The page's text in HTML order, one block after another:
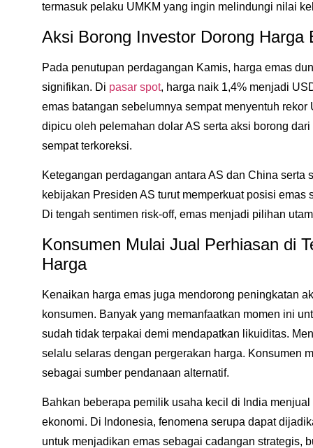
termasuk pelaku UMKM yang ingin melindungi nilai
Aksi Borong Investor Dorong Harga
Pada penutupan perdagangan Kamis, harga emas
signifikan. Di pasar spot, harga naik 1,4% menjadi
emas batangan sebelumnya sempat menyentuh
dipicu oleh pelemahan dolar AS serta aksi borong
sempat terkoreksi.
Ketegangan perdagangan antara AS dan China serta
kebijakan Presiden AS turut memperkuat posisi
Di tengah sentimen risk-off, emas menjadi pilihan
Konsumen Mulai Jual Perhiasan di
Harga
Kenaikan harga emas juga mendorong peningkatan
konsumen. Banyak yang memanfaatkan momen ini
sudah tidak terpakai demi mendapatkan likuiditas.
selalu selaras dengan pergerakan harga. Konsumen
sebagai sumber pendanaan alternatif.
Bahkan beberapa pemilik usaha kecil di India
ekonomi. Di Indonesia, fenomena serupa dapat
untuk menjadikan emas sebagai cadangan strategis,